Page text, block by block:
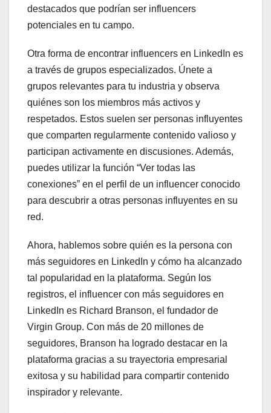
destacados que podrían ser influencers
potenciales en tu campo.
Otra forma de encontrar influencers en LinkedIn es
a través de grupos especializados. Únete a
grupos relevantes para tu industria y observa
quiénes son los miembros más activos y
respetados. Estos suelen ser personas influyentes
que comparten regularmente contenido valioso y
participan activamente en discusiones. Además,
puedes utilizar la función “Ver todas las
conexiones” en el perfil de un influencer conocido
para descubrir a otras personas influyentes en su
red.
Ahora, hablemos sobre quién es la persona con
más seguidores en LinkedIn y cómo ha alcanzado
tal popularidad en la plataforma. Según los
registros, el influencer con más seguidores en
LinkedIn es Richard Branson, el fundador de
Virgin Group. Con más de 20 millones de
seguidores, Branson ha logrado destacar en la
plataforma gracias a su trayectoria empresarial
exitosa y su habilidad para compartir contenido
inspirador y relevante.